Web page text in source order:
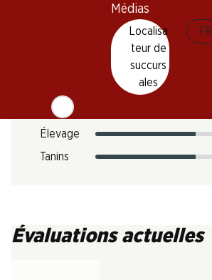
Médias
Localisa
teur de
succurs
ales
FR
Intensité
Élevage
Tanins
Évaluations actuelles